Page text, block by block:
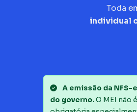
Toda
individual
A emissão da
do governo.O MEI não